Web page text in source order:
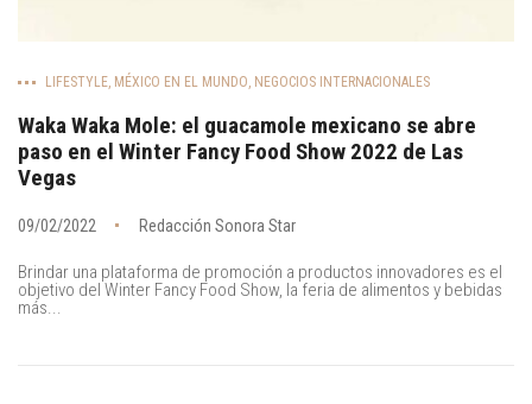
LIFESTYLE, MÉXICO EN EL MUNDO, NEGOCIOS INTERNACIONALES
Waka Waka Mole: el guacamole mexicano se abre
paso en el Winter Fancy Food Show 2022 de Las
Vegas
09/02/2022 Redacción Sonora Star
Brindar una plataforma de promoción a productos innovadores es el
objetivo del Winter Fancy Food Show, la feria de alimentos y bebidas
más...